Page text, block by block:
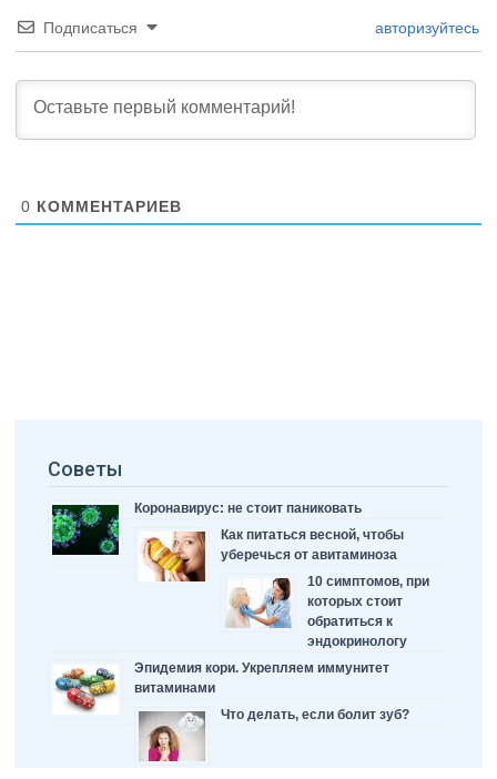
Подписаться авторизуйтесь
0 КОММЕНТАРИЕВ
Советы
Коронавирус: не стоит паниковать
Как питаться весной, чтобы
уберечься от авитаминоза
10 симптомов, при
которых стоит
обратиться к
эндокринологу
Эпидемия кори. Укрепляем иммунитет
витаминами
Что делать, если болит зуб?